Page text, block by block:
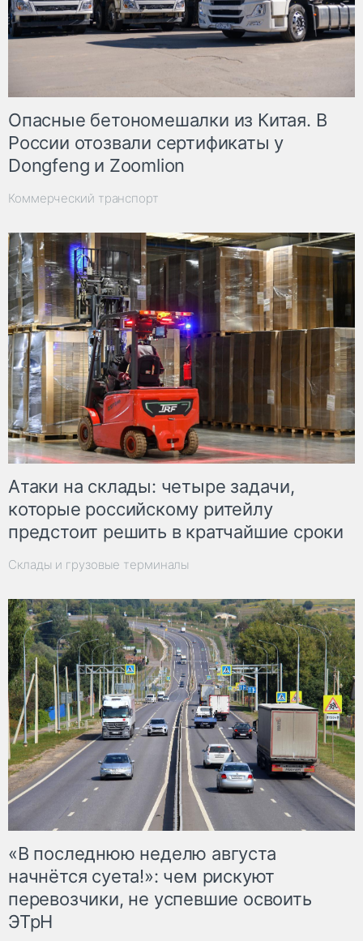
Опасные бетономешалки из Китая. В
России отозвали сертификаты у
Dongfeng и Zoomlion
Коммерческий транспорт
Атаки на склады: четыре задачи,
которые российскому ритейлу
предстоит решить в кратчайшие сроки
Склады и грузовые терминалы
«В последнюю неделю августа
начнётся суета!»: чем рискуют
перевозчики, не успевшие освоить
ЭТрН